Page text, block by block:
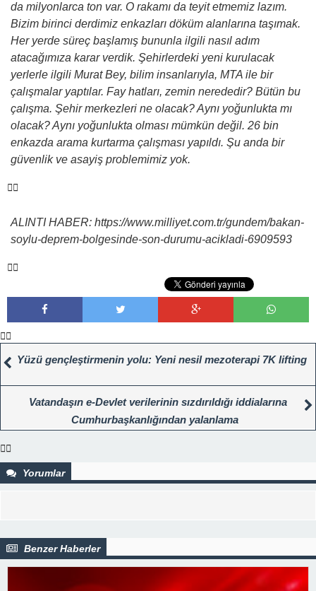
da milyonlarca ton var. O rakamı da teyit etmemiz lazım.
Bizim birinci derdimiz enkazları döküm alanlarına taşımak.
Her yerde süreç başlamış bununla ilgili nasıl adım
atacağımıza karar verdik. Şehirlerdeki yeni kurulacak
yerlerle ilgili Murat Bey, bilim insanlarıyla, MTA ile bir
çalışmalar yaptılar. Fay hatları, zemin nerededir? Bütün bu
çalışma. Şehir merkezleri ne olacak? Aynı yoğunlukta mı
olacak? Aynı yoğunlukta olması mümkün değil. 26 bin
enkazda arama kurtarma çalışması yapıldı. Şu anda bir
güvenlik ve asayiş problemimiz yok.
ALINTI HABER: https://www.milliyet.com.tr/gundem/bakan-
soylu-deprem-bolgesinde-son-durumu-acikladi-6909593
Yüzü gençleştirmenin yolu: Yeni nesil mezoterapi 7K lifting
Vatandaşın e-Devlet verilerinin sızdırıldığı iddialarına
Cumhurbaşkanlığından yalanlama
Yorumlar
Benzer Haberler